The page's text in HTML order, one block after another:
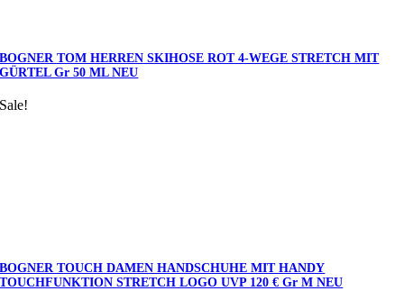
BOGNER TOM HERREN SKIHOSE ROT 4-WEGE STRETCH MIT
GÜRTEL Gr 50 ML NEU
Sale!
BOGNER TOUCH DAMEN HANDSCHUHE MIT HANDY
TOUCHFUNKTION STRETCH LOGO UVP 120 € Gr M NEU